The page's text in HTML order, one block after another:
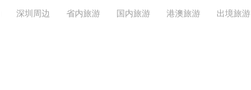
深圳周边 省内旅游 国内旅游 港澳旅游 出境旅游